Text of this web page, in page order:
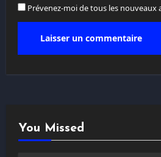
Prévenez-moi de tous les nouveaux
You Missed